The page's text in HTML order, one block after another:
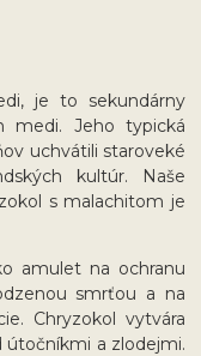
je to sekundárny
medi. Jeho typická
uchvátili staroveké
kultúr. Naše
s malachitom je
amulet na ochranu
smrťou a na
Chryzokol vytvára
útočníkmi a zlodejmi.